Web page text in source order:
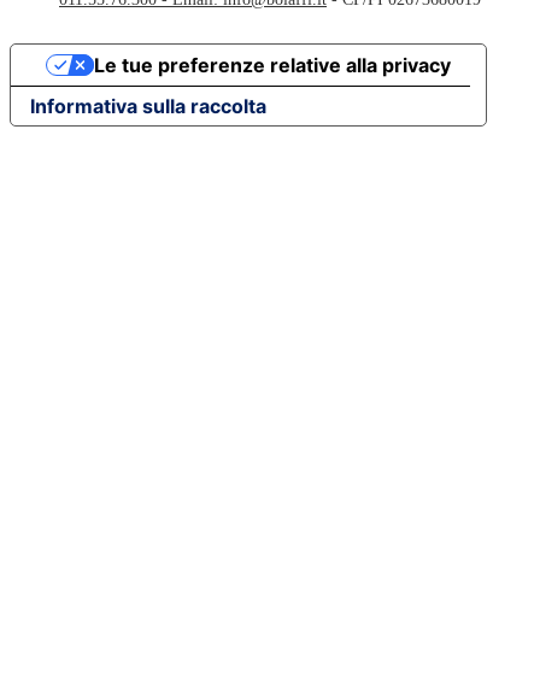
Informativa sulla raccolta
Le tue preferenze relative alla privacy